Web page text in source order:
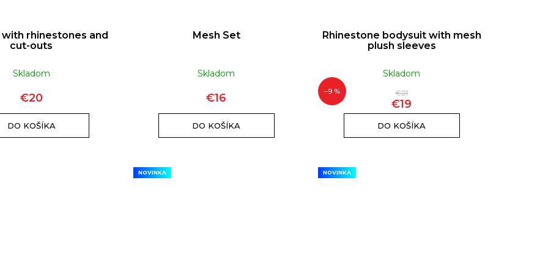
with rhinestones and
cut-outs
Skladom
€20
DO KOŠÍKA
Mesh Set
Skladom
€16
DO KOŠÍKA
–9 %
Rhinestone bodysuit with mesh
plush sleeves
Skladom
€21
€19
DO KOŠÍKA
NOVINKA NOVINKA